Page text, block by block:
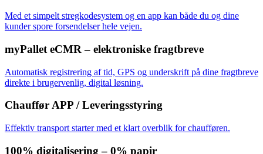
Med et simpelt stregkodesystem og en app kan både du og dine
kunder spore forsendelser hele vejen.
myPallet eCMR – elektroniske fragtbreve
Automatisk registrering af tid, GPS og underskrift på dine fragtbreve
direkte i brugervenlig, digital løsning.
Chauffør APP / Leveringsstyring
Effektiv transport starter med et klart overblik for chaufføren.
100% digitalisering – 0% papir